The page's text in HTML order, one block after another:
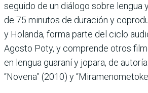
seguido de un diálogo sobre lengua
de 75 minutos de duración y
y Holanda, forma parte del ciclo
Agosto Poty, y comprende otros
en lengua guaraní y jopara, de
“Novena” (2010) y